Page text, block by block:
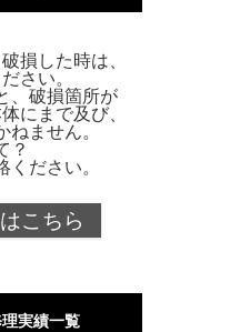
損した時は、
さい。
、破損箇所が
にまで及び、
ねません。
？
ください。
こちら
実績一覧